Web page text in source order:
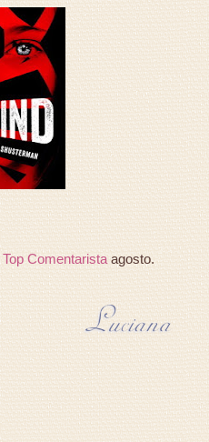
Top Comentaristaagosto.